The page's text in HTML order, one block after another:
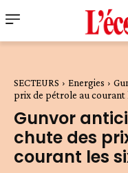
SECTEURS Energies
prix de pétrole au courant
Gunvor
chute des
courant les